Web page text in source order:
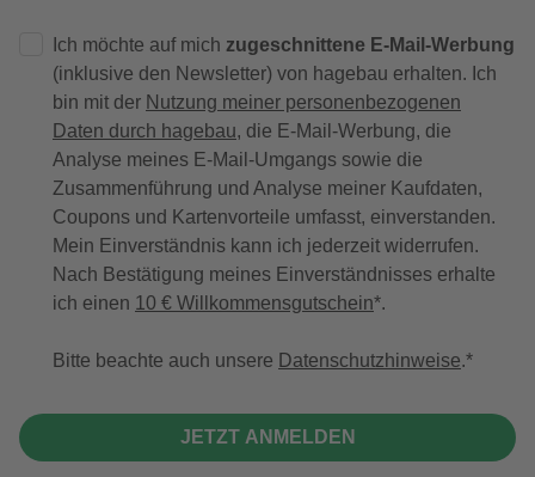
Ich möchte auf mich zugeschnittene E-Mail-Werbung
(inklusive den Newsletter) von hagebau erhalten. Ich
bin mit der Nutzung meiner personenbezogenen
Daten durch hagebau, die E-Mail-Werbung, die
Analyse meines E-Mail-Umgangs sowie die
Zusammenführung und Analyse meiner Kaufdaten,
Coupons und Kartenvorteile umfasst, einverstanden.
Mein Einverständnis kann ich jederzeit widerrufen.
Nach Bestätigung meines Einverständnisses erhalte
ich einen 10 € Willkommensgutschein*.
Bitte beachte auch unsere Datenschutzhinweise.
JETZT ANMELDEN